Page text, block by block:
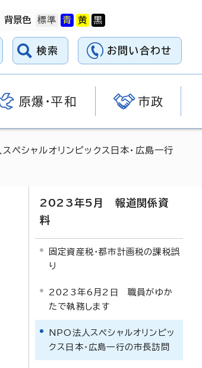
背景色
検索 お問い合わせ
原爆・平和 市政
ペシャルオリンピックス日本・広島一行
2023年5月 報道関係資
料
固定資産税・都市計画税の課税誤
り
2023年6月2日 職員がゆか
たで執務します
NPO法人スペシャルオリンピッ
クス日本・広島一行の市長訪問